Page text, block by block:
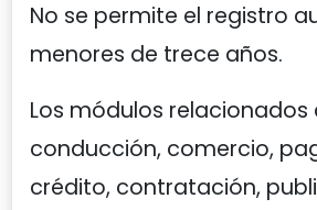
No se permite el registro
menores de trece años.
Los módulos relacionados
conducción, comercio,
crédito, contratación,